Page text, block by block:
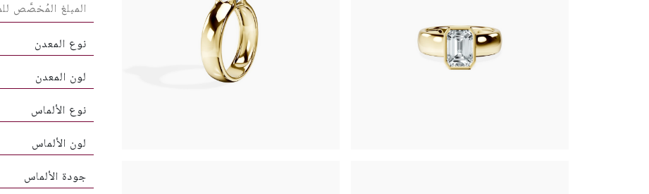
نوع المعدن
لون المعدن
نوع الألماس
لون الألماس
جودة الألماس